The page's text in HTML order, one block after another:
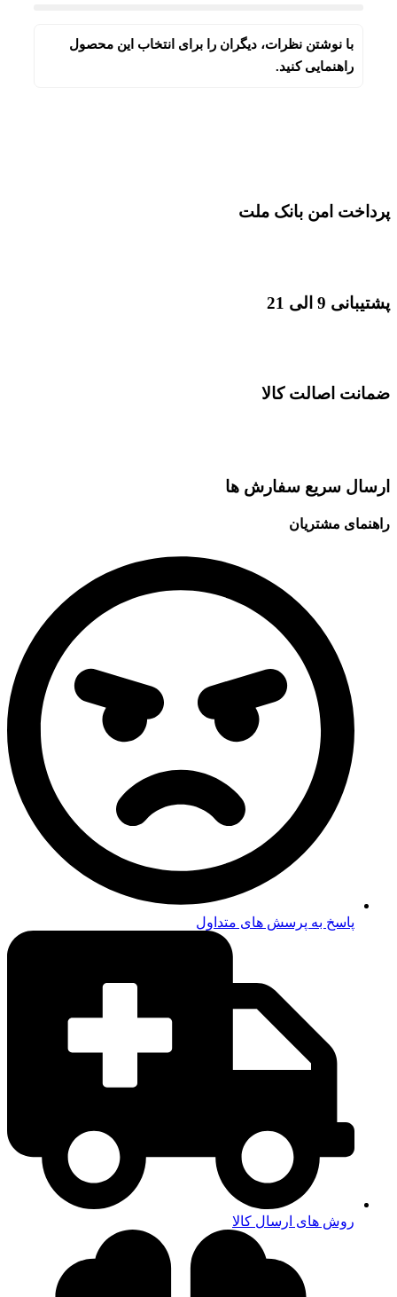
با نوشتن نظرات، دیگران را برای انتخاب این محصول
راهنمایی کنید.
پرداخت امن بانک ملت
پشتیبانی 9 الی 21
ضمانت اصالت کالا
ارسال سریع سفارش ها
راهنمای مشتریان
پاسخ به پرسش های متداول
روش های ارسال کالا